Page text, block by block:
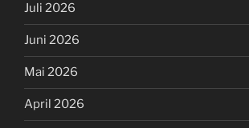
Juli 2026
Juni 2026
Mai 2026
April 2026